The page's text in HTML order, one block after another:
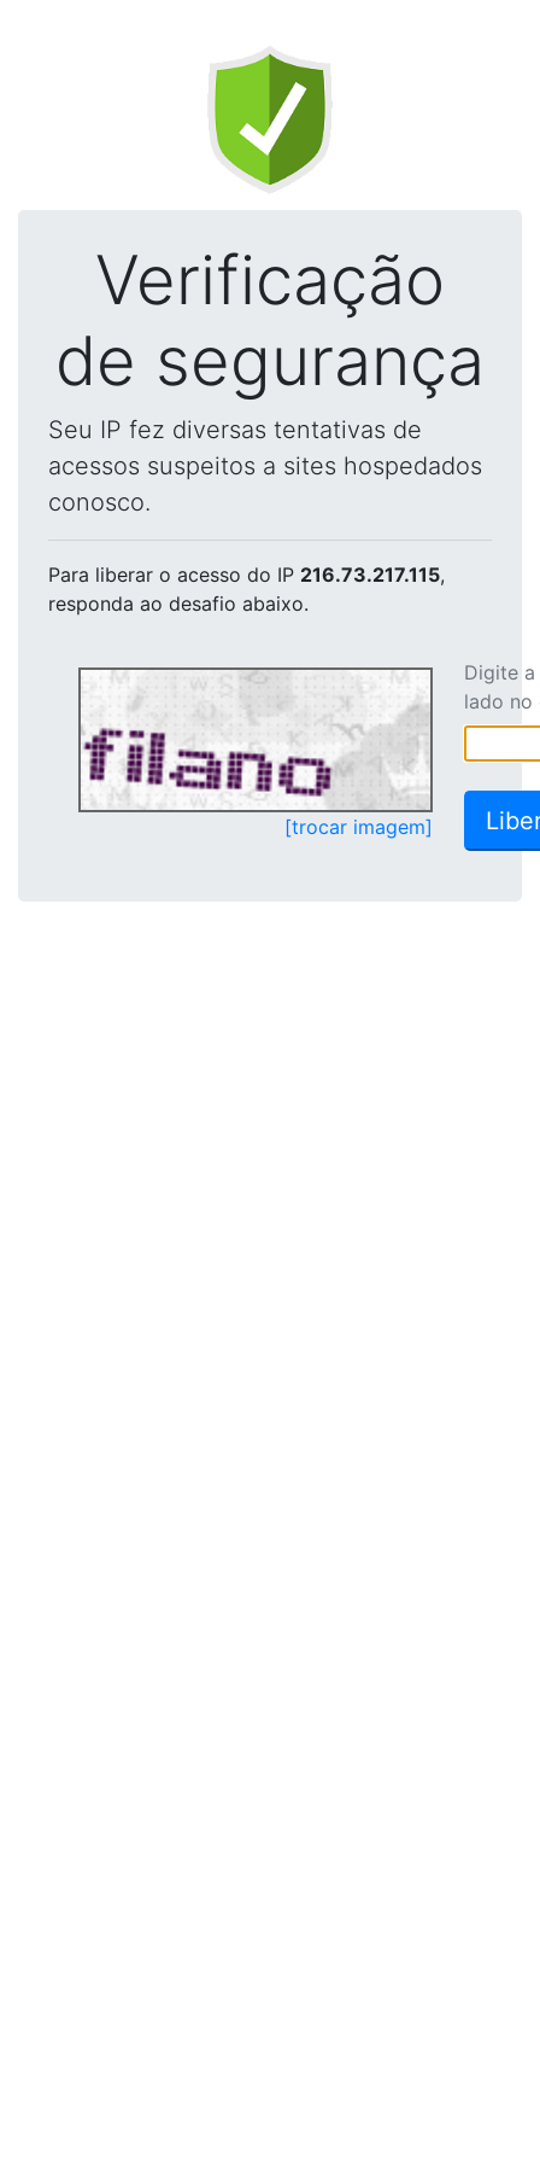
Verificação
de segurança
Seu IP fez diversas tentativas de
acessos suspeitos a sites hospedados
conosco.
Para liberar o acesso do IP 216.73.217.115,
responda ao desafio abaixo.
[trocar imagem]
Digite
lado no